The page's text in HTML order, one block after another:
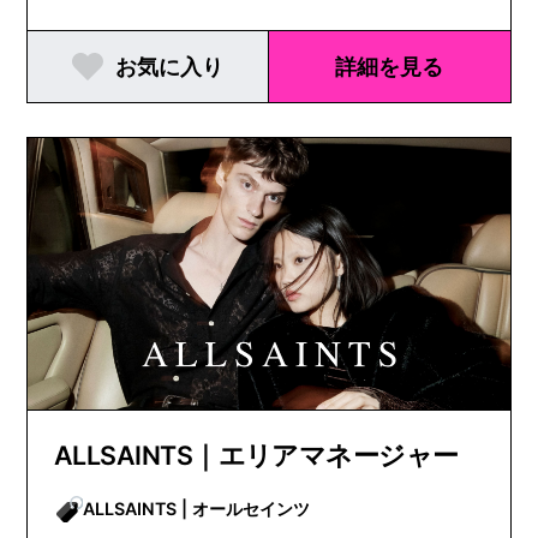
お気に入り 詳細を見る
ALLSAINTS｜エリアマネージャー
ALLSAINTS | オールセインツ